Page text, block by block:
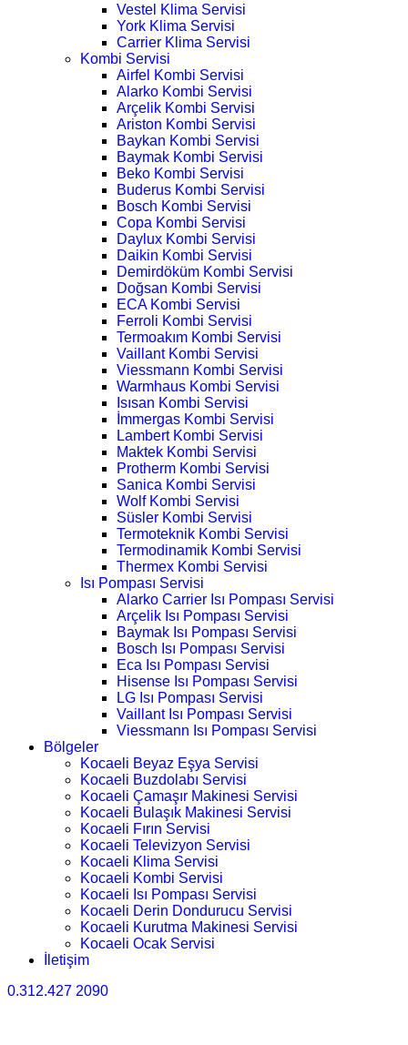
Vestel Klima Servisi
York Klima Servisi
Carrier Klima Servisi
Kombi Servisi
Airfel Kombi Servisi
Alarko Kombi Servisi
Arçelik Kombi Servisi
Ariston Kombi Servisi
Baykan Kombi Servisi
Baymak Kombi Servisi
Beko Kombi Servisi
Buderus Kombi Servisi
Bosch Kombi Servisi
Copa Kombi Servisi
Daylux Kombi Servisi
Daikin Kombi Servisi
Demirdöküm Kombi Servisi
Doğsan Kombi Servisi
ECA Kombi Servisi
Ferroli Kombi Servisi
Termoakım Kombi Servisi
Vaillant Kombi Servisi
Viessmann Kombi Servisi
Warmhaus Kombi Servisi
Isısan Kombi Servisi
İmmergas Kombi Servisi
Lambert Kombi Servisi
Maktek Kombi Servisi
Protherm Kombi Servisi
Sanica Kombi Servisi
Wolf Kombi Servisi
Süsler Kombi Servisi
Termoteknik Kombi Servisi
Termodinamik Kombi Servisi
Thermex Kombi Servisi
Isı Pompası Servisi
Alarko Carrier Isı Pompası Servisi
Arçelik Isı Pompası Servisi
Baymak Isı Pompası Servisi
Bosch Isı Pompası Servisi
Eca Isı Pompası Servisi
Hisense Isı Pompası Servisi
LG Isı Pompası Servisi
Vaillant Isı Pompası Servisi
Viessmann Isı Pompası Servisi
Bölgeler
Kocaeli Beyaz Eşya Servisi
Kocaeli Buzdolabı Servisi
Kocaeli Çamaşır Makinesi Servisi
Kocaeli Bulaşık Makinesi Servisi
Kocaeli Fırın Servisi
Kocaeli Televizyon Servisi
Kocaeli Klima Servisi
Kocaeli Kombi Servisi
Kocaeli Isı Pompası Servisi
Kocaeli Derin Dondurucu Servisi
Kocaeli Kurutma Makinesi Servisi
Kocaeli Ocak Servisi
İletişim
0.312.427 2090